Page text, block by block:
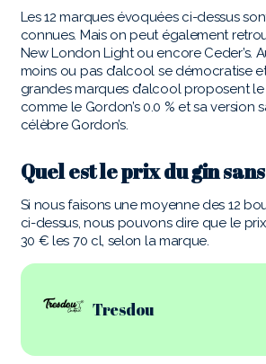
Les 12 marques évoquées ci-dessus
connues. Mais on peut également
New London Light ou encore Ceder’s.
moins ou pas d’alcool se démocratise
grandes marques d’alcool proposent
comme le Gordon’s 0.0 % et sa version
célèbre Gordon’s.
Quel est le prix du gin
Si nous faisons une moyenne des 12
ci-dessus, nous pouvons dire que le
30 € les 70 cl, selon la marque.
Tresdou